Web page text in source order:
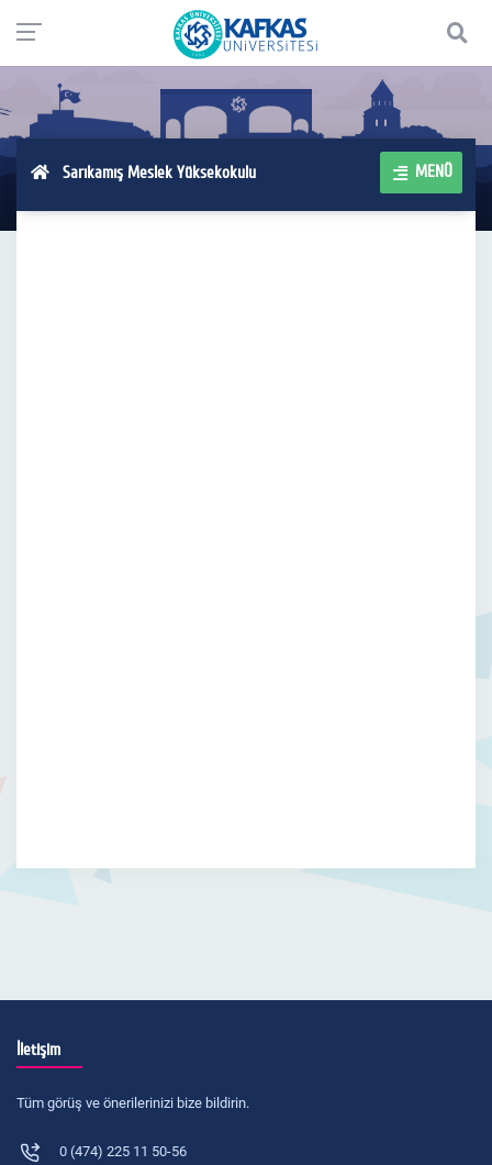
Sarıkamış Meslek Yüksekokulu MENÜ
İletişim
Tüm görüş ve önerilerinizi bize bildirin.
0 (474) 225 11 50-56